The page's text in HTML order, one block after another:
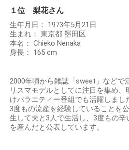
１位 梨花さん
生年月日： 1973年5月21日
生まれ： 東京都 墨田区
本名： Chieko Nenaka
身長： 165 cm
2000年頃から雑誌「sweet」などで
リスマモデルとしてに注目を集め
けバラエティー番組でも活躍しまし
3度もの流産を経験していることを
生して夫と3人で生活し、3度もの
を産んだと公表しています。